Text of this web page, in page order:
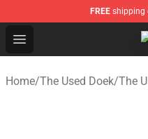
FREE shipping
Open menu
Home/The Used Doek/The